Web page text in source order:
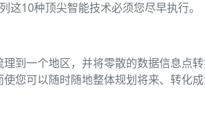
10种顶尖智能技术必须您尽早执行。
到一个地区，并将零散的数据信息点
您可以随时随地整体规划将来、转化